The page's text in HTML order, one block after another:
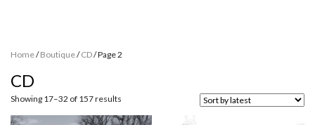
Home/Boutique/CD/ Page 2
CD
Showing 17–32 of 157 results
latest